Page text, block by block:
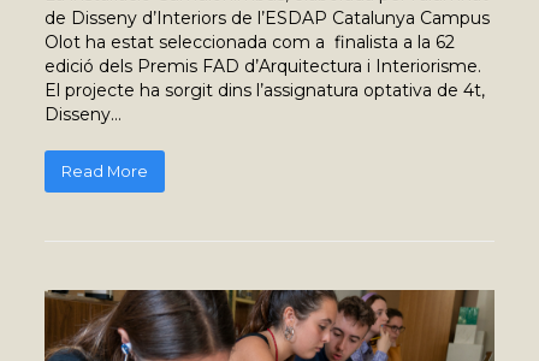
de Disseny d’Interiors de l’ESDAP Catalunya Campus
Olot ha estat seleccionada com a finalista a la 62
edició dels Premis FAD d’Arquitectura i Interiorisme.
El projecte ha sorgit dins l’assignatura optativa de 4t,
Disseny…
Read More